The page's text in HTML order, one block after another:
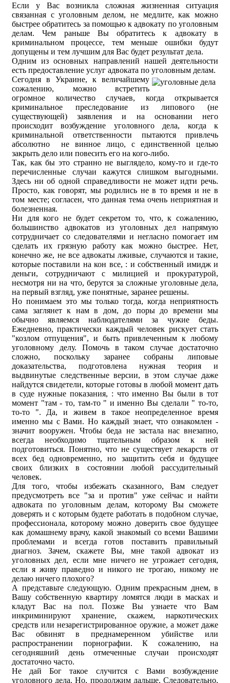
Если у Вас возникла сложная жизненная ситуация
связанная с уголовным делом, не медлите, как можно
быстрее обратитесь за помощью к адвокату по уголовным
делам. Чем раньше Вы обратитесь к адвокату в
криминальном процессе, тем меньше ошибки будут
допущены и тем лучшим для Вас будет результат дела.
Одним из основных направлений нашей деятельности
есть предоставление услуг адвоката по уголовным делам.
Сегодня в Украине, к величайшему
сожалению, можно встретить
огромное количество случаев, когда открывается
криминальное преследование из липового (не
существующей) заявления и на основании него
происходит возбуждение уголовного дела, когда к
криминальной ответственности пытаются привлечь
абсолютно не винное лицо, с единственной целью
закрыть дело или повесить его на кого-либо.
Так, как бы это странно не выглядело, кому-то и где-то
перечисленные случаи кажутся слишком выгодными.
Здесь ни об одной справедливости не может идти речь.
Просто, как говорят, мы родились не в то время и не в
том месте; согласен, что данная тема очень неприятная и
болезненная.
Ни для кого не будет секретом то, что, к сожалению,
большинство адвокатов из уголовных дел напрямую
сотрудничает со следователями и негласно помогает им
сделать их грязную работу как можно быстрее. Нет,
конечно же, не все адвокаты лживые, случаются и такие,
которые поставили на кон все, : и собственный имидж и
деньги, сотрудничают с милицией и прокуратурой,
несмотря ни на что, берутся за сложные уголовные дела,
на первый взгляд, уже понятные, заранее решены.
Но понимаем это мы только тогда, когда неприятность
сама заглянет к нам в дом, до поры до времени мы
обычно являемся наблюдателями за чужие беды.
Ежедневно, практически каждый человек рискует стать
"козлом отпущения", и быть привлеченным к любому
уголовному делу. Помочь в таком случае достаточно
сложно, поскольку заранее собраны липовые
доказательства, подготовлена нужная теория и
выдвинутые следственные версии, в этом случае даже
найдутся свидетели, которые готовы в любой момент дать
в суде нужные показания, : что именно Вы были в тот
момент "там - то, там-то " и именно Вы сделали " то-то,
то-то ". Да, и живем в такое неопределенное время
именно мы с Вами. Но каждый знает, что ознакомлен -
значит вооружен. Чтобы беда не застала нас внезапно,
всегда необходимо тщательным образом к ней
подготовиться. Понятно, что не существует лекарств от
всех бед одновременно, но защитить себя и будущее
своих близких в состоянии любой рассудительный
человек.
Для того, чтобы избежать сказанного, Вам следует
предусмотреть все "за и против" уже сейчас и найти
адвоката по уголовным делам, которому Вы сможете
доверять и с которым будете работать в подобном случае,
профессионала, которому можно доверить свое будущее
как домашнему врачу, какой знакомый со всеми Вашими
проблемами и всегда готов поставить правильный
диагноз. Зачем, скажете Вы, мне такой адвокат из
уголовных дел, если мне ничего не угрожает сегодня,
если я живу праведно и никого не трогаю, никому не
делаю ничего плохого?
А представьте следующую. Одним прекрасным днем, в
Вашу собственную квартиру ломятся люди в масках и
кладут Вас на пол. Позже Вы узнаете что Вам
инкриминируют хранение, скажем, наркотических
средств или незарегистрированное оружие, а может даже
Вас обвинят в преднамеренном убийстве или
распространении порнографии. К сожалению, на
сегодняшний день отмеченные случаи происходят
достаточно часто.
Не дай Бог такое случится с Вами возбуждение
уголовного дела. Но, продолжим дальше. Следовательно,